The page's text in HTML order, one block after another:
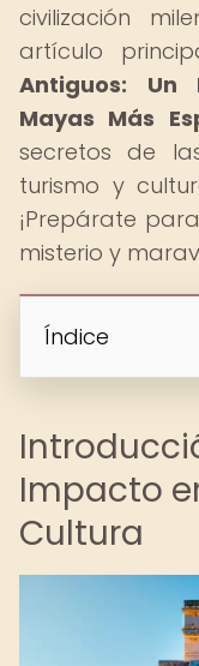
civilización
artículo
Antiguos: Un
Mayas Más
secretos de
turismo y
¡Prepárate
misterio y
Índice
Impacto
Cultura